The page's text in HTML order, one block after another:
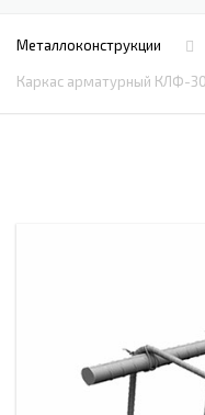
Металлоконструкции
Каркас арматурный КЛФ-